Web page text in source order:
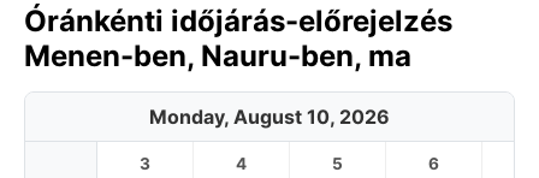
Óránkénti időjárás-előrejelzés
Menen-ben, Nauru-ben, ma
Monday, August 10, 2026
3 4 5 6